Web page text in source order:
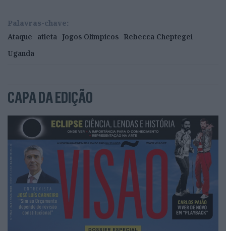
Palavras-chave:
Ataque
atleta Jogos Olímpicos Rebecca Cheptegei
Uganda
CAPA DA EDIÇÃO